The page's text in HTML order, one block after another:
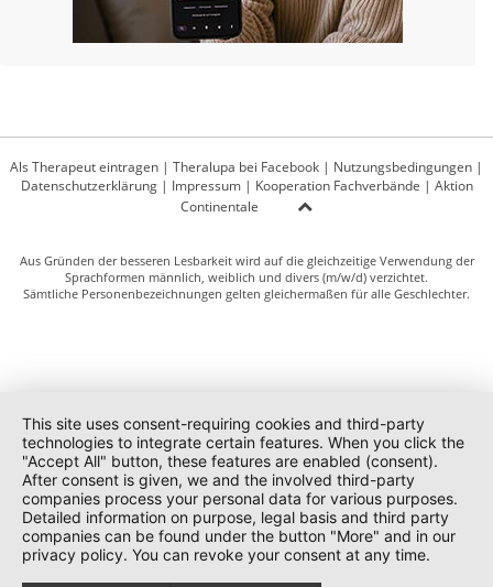
Als Therapeut eintragen | Theralupa bei Facebook | Nutzungsbedingungen |
Datenschutzerklärung| Impressum| Kooperation Fachverbände | Aktion
Continentale
Aus Gründen der besseren Lesbarkeit wird auf die gleichzeitige Verwendung der
Sprachformen männlich, weiblich und divers (m/w/d) verzichtet.
Sämtliche Personenbezeichnungen gelten gleichermaßen für alle Geschlechter.
This site uses consent-requiring cookies and third-party
technologies to integrate certain features. When you click the
"Accept All" button, these features are enabled (consent).
After consent is given, we and the involved third-party
companies process your personal data for various purposes.
Detailed information on purpose, legal basis and third party
companies can be found under the button "More" and in our
privacy policy. You can revoke your consent at any time.